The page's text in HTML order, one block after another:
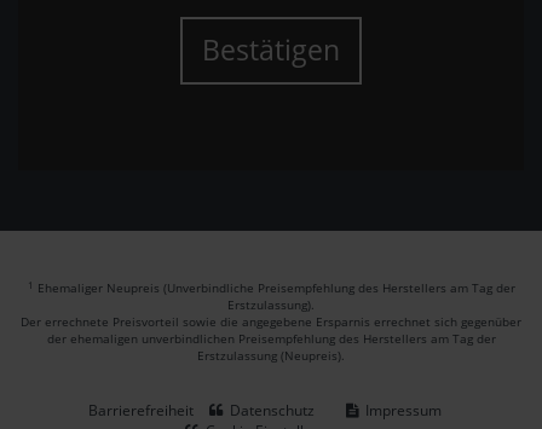
Bestätigen
1 Ehemaliger Neupreis (Unverbindliche Preisempfehlung des Herstellers am Tag der
Erstzulassung).
Der errechnete Preisvorteil sowie die angegebene Ersparnis errechnet sich gegenüber
der ehemaligen unverbindlichen Preisempfehlung des Herstellers am Tag der
Erstzulassung (Neupreis).
Barrierefreiheit Datenschutz
Impressum